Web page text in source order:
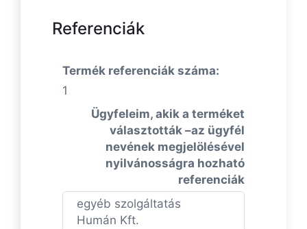
Referenciák
Termék referenciák száma:
1
Ügyfeleim, akik a terméket
választották –az ügyfél
nevének megjelölésével
nyilvánosságra hozható
referenciák
egyéb szolgáltatás
Humán Kft.